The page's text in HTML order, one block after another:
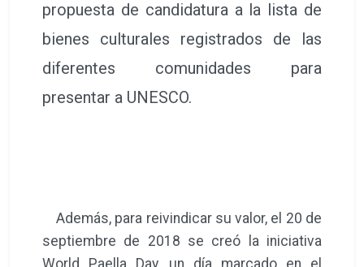
propuesta de candidatura a la lista de
bienes culturales registrados de las
diferentes comunidades para
presentar a UNESCO.
Además, para reivindicar su valor, el 20 de
septiembre de 2018 se creó la iniciativa
World Paella Day, un día marcado en el